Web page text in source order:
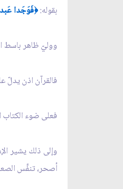
بقوله:﴿فَوَجَدا
ووليّ ظاهر باسط
فالقرآن اذن يدلّ
فعلى ضوء الكتاب
وإلى ذلك يشير
أصحر، تنفَّس